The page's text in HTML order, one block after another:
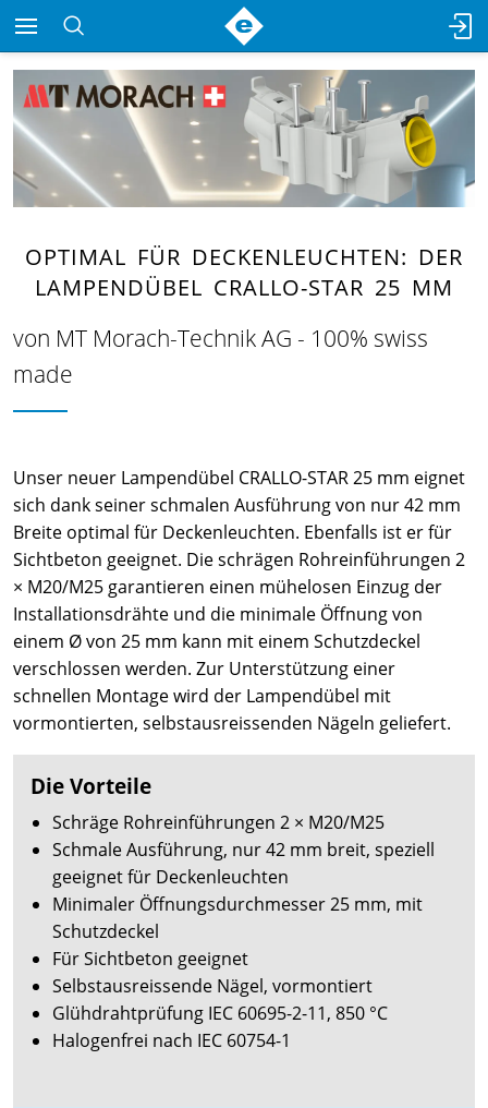
OPTIMAL FÜR DECKENLEUCHTEN: DER
LAMPENDÜBEL CRALLO-STAR 25 MM
von MT Morach-Technik AG - 100% swiss
made
Unser neuer Lampendübel CRALLO-STAR 25 mm eignet
sich dank seiner schmalen Ausführung von nur 42 mm
Breite optimal für Deckenleuchten. Ebenfalls ist er für
Sichtbeton geeignet. Die schrägen Rohreinführungen 2
× M20/M25 garantieren einen mühelosen Einzug der
Installationsdrähte und die minimale Öffnung von
einem Ø von 25 mm kann mit einem Schutzdeckel
verschlossen werden. Zur Unterstützung einer
schnellen Montage wird der Lampendübel mit
vormontierten, selbstausreissenden Nägeln geliefert.
Die Vorteile
Schräge Rohreinführungen 2 × M20/M25
Schmale Ausführung, nur 42 mm breit, speziell
geeignet für Deckenleuchten
Minimaler Öffnungsdurchmesser 25 mm, mit
Schutzdeckel
Für Sichtbeton geeignet
Selbstausreissende Nägel, vormontiert
Glühdrahtprüfung IEC 60695-2-11, 850 °C
Halogenfrei nach IEC 60754-1